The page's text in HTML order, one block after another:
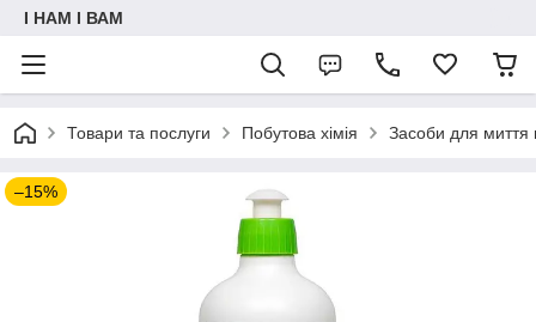
I НАМ I ВАМ
Товари та послуги Побутова хімія Засоби для миття
–15%